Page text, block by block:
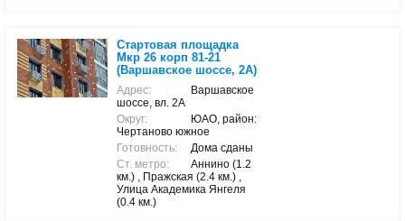
Стартовая площадка
Мкр 26 корп 81-21
(Варшавское шоссе, 2А)
Адрес:
Варшавское
шоссе, вл. 2А
Округ:
ЮАО, район:
Чертаново южное
Готовность:
Дома сданы
Ст. метро:
Аннино (1.2
км.) , Пражская (2.4 км.) ,
Улица Академика Янгеля
(0.4 км.)